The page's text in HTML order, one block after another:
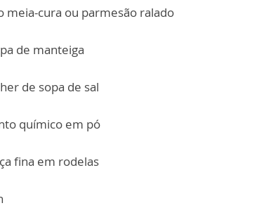
meia-cura ou parmesão ralado
de manteiga
de sopa de sal
químico em pó
fina em rodelas